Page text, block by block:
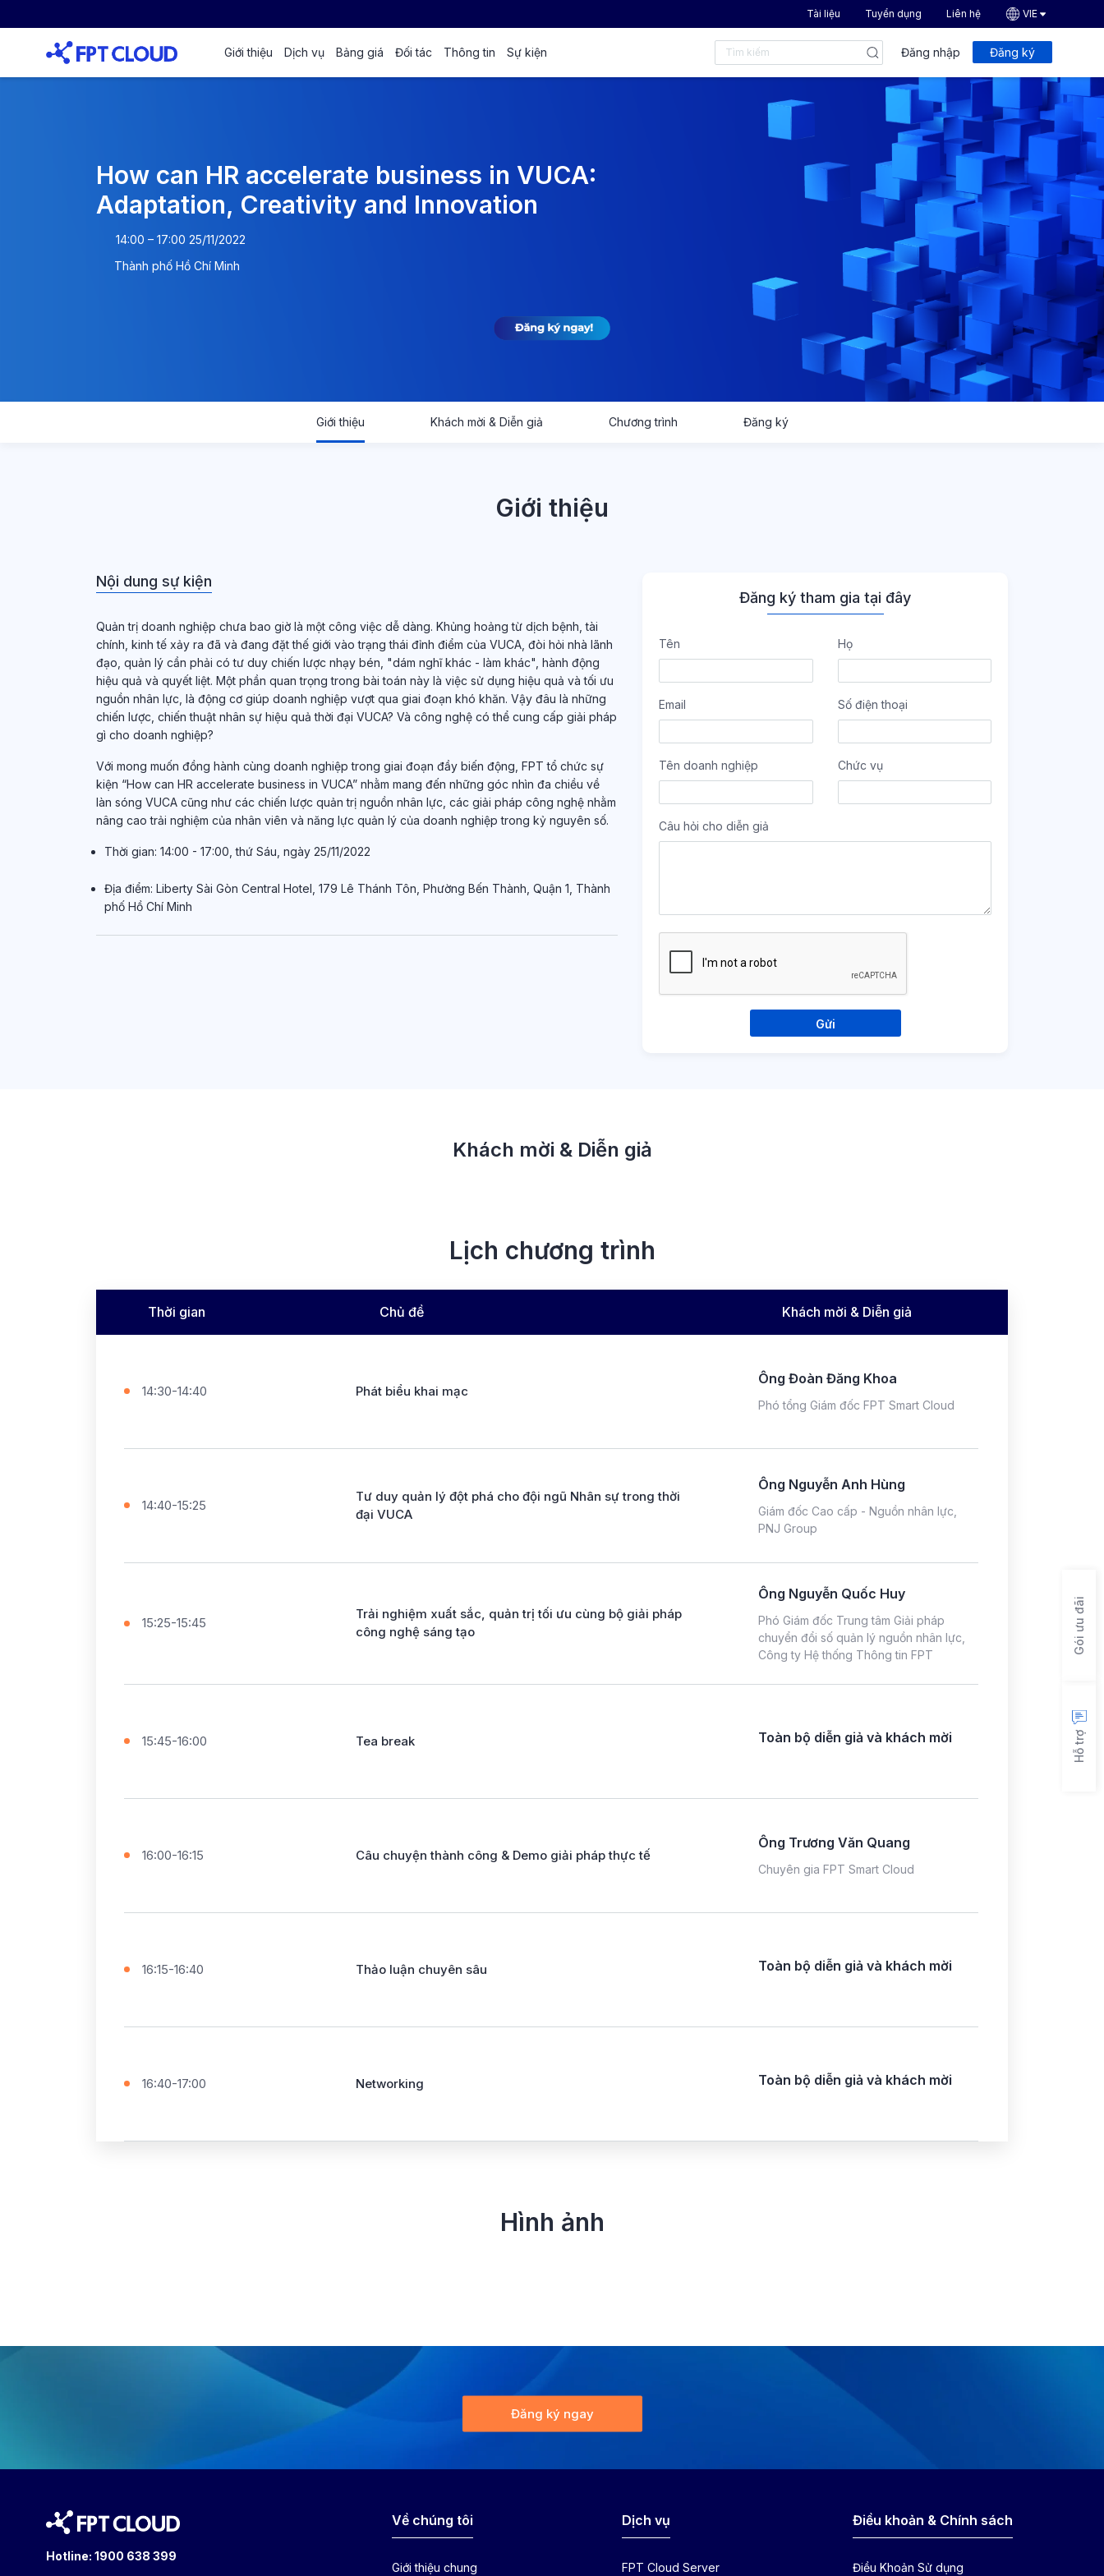
Tài liệu Tuyển dụng Liên hệ VIE
Giới thiệu Dịch vụ Bảng giá Đối tác Thông tin Sự kiện Đăng nhập Đăng ký
How can HR accelerate business in VUCA:
Adaptation, Creativity and Innovation
14:00 – 17:00 25/11/2022
Thành phố Hồ Chí Minh
Giới thiệu Khách mời & Diễn giả Chương trình Đăng ký
Giới thiệu
Nội dung sự kiện
Quản trị doanh nghiệp chưa bao giờ là một công việc dễ dàng. Khủng hoảng từ dịch bệnh, tài
chính, kinh tế xảy ra đã và đang đặt thế giới vào trạng thái đỉnh điểm của VUCA, đòi hỏi nhà lãnh
đạo, quản lý cần phải có tư duy chiến lược nhạy bén, "dám nghĩ khác - làm khác", hành động
hiệu quả và quyết liệt. Một phần quan trọng trong bài toán này là việc sử dụng hiệu quả và tối ưu
nguồn nhân lực, là động cơ giúp doanh nghiệp vượt qua giai đoạn khó khăn. Vậy đâu là những
chiến lược, chiến thuật nhân sự hiệu quả thời đại VUCA? Và công nghệ có thể cung cấp giải pháp
gì cho doanh nghiệp?
Với mong muốn đồng hành cùng doanh nghiệp trong giai đoạn đầy biến động, FPT tổ chức sự
kiện “How can HR accelerate business in VUCA” nhằm mang đến những góc nhìn đa chiều về
làn sóng VUCA cũng như các chiến lược quản trị nguồn nhân lực, các giải pháp công nghệ nhằm
nâng cao trải nghiệm của nhân viên và năng lực quản lý của doanh nghiệp trong kỷ nguyên số.
Thời gian: 14:00 - 17:00, thứ Sáu, ngày 25/11/2022
Địa điểm: Liberty Sài Gòn Central Hotel, 179 Lê Thánh Tôn, Phường Bến Thành, Quận 1, Thành
phố Hồ Chí Minh
Đăng ký tham gia tại đây
Tên Họ
Email Số điện thoại
Tên doanh nghiệp Chức vụ
Câu hỏi cho diễn giả
Gửi
Khách mời & Diễn giả
Lịch chương trình
Thời gian Chủ đề Khách mời & Diễn giả
14:30-14:40 Phát biểu khai mạc
Ông Đoàn Đăng Khoa
Phó tổng Giám đốc FPT Smart Cloud
14:40-15:25
Tư duy quản lý đột phá cho đội ngũ Nhân sự trong thời
đại VUCA
Ông Nguyễn Anh Hùng
Giám đốc Cao cấp - Nguồn nhân lực,
PNJ Group
15:25-15:45
Trải nghiệm xuất sắc, quản trị tối ưu cùng bộ giải pháp
công nghệ sáng tạo
Ông Nguyễn Quốc Huy
Phó Giám đốc Trung tâm Giải pháp
chuyển đổi số quản lý nguồn nhân lực,
Công ty Hệ thống Thông tin FPT
15:45-16:00 Tea break Toàn bộ diễn giả và khách mời
16:00-16:15 Câu chuyện thành công & Demo giải pháp thực tế
Ông Trương Văn Quang
Chuyên gia FPT Smart Cloud
16:15-16:40 Thảo luận chuyên sâu Toàn bộ diễn giả và khách mời
16:40-17:00 Networking Toàn bộ diễn giả và khách mời
Hình ảnh
Đăng ký ngay
Hotline: 1900 638 399
Về chúng tôi
Giới thiệu chung
Dịch vụ
FPT Cloud Server
Điều khoản & Chính sách
Điều Khoản Sử dụng
Hỗ trợ
Gói ưu đãi